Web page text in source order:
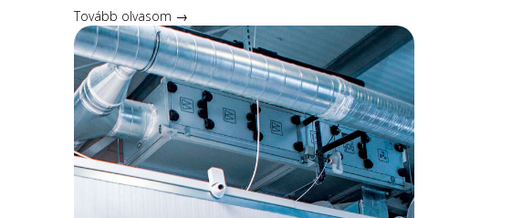
Tovább olvasom →